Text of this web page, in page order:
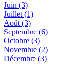
Juin (3)
Juillet(1)
Août(3)
Septembre (6)
Octobre (3)
Novembre (2)
Décembre (3)